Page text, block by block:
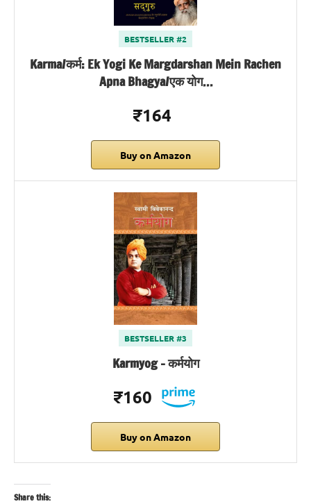
BESTSELLER #2
Karma/कर्म: Ek Yogi Ke Margdarshan Mein Rachen
Apna Bhagya/एक योग…
₹164
Buy on Amazon
BESTSELLER #3
Karmyog – कर्मयोग
₹160
Buy on Amazon
Share this: